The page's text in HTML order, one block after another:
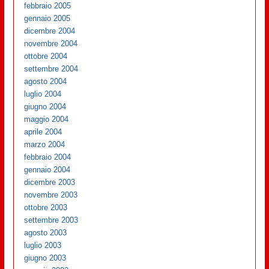
febbraio 2005
gennaio 2005
dicembre 2004
novembre 2004
ottobre 2004
settembre 2004
agosto 2004
luglio 2004
giugno 2004
maggio 2004
aprile 2004
marzo 2004
febbraio 2004
gennaio 2004
dicembre 2003
novembre 2003
ottobre 2003
settembre 2003
agosto 2003
luglio 2003
giugno 2003